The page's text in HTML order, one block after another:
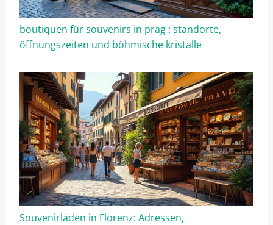
boutiquen für souvenirs in prag : standorte,
öffnungszeiten und böhmische kristalle
Souvenirläden in Florenz: Adressen,